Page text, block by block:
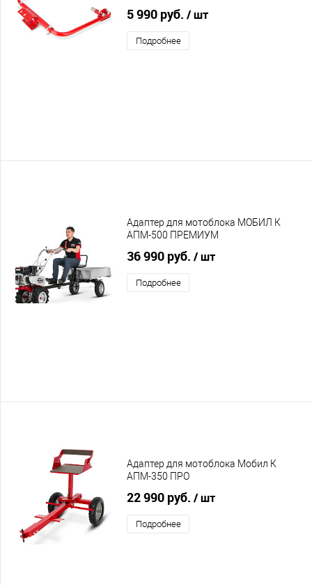
5 990 руб. / шт
Подробнее
Адаптер для мотоблока МОБИЛ К
АПМ-500 ПРЕМИУМ
36 990 руб. / шт
Подробнее
Адаптер для мотоблока Мобил К
АПМ-350 ПРО
22 990 руб. / шт
Подробнее